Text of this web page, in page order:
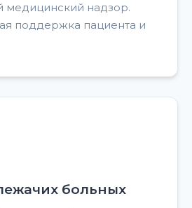
медицинский надзор.
поддержка пациента и
больных